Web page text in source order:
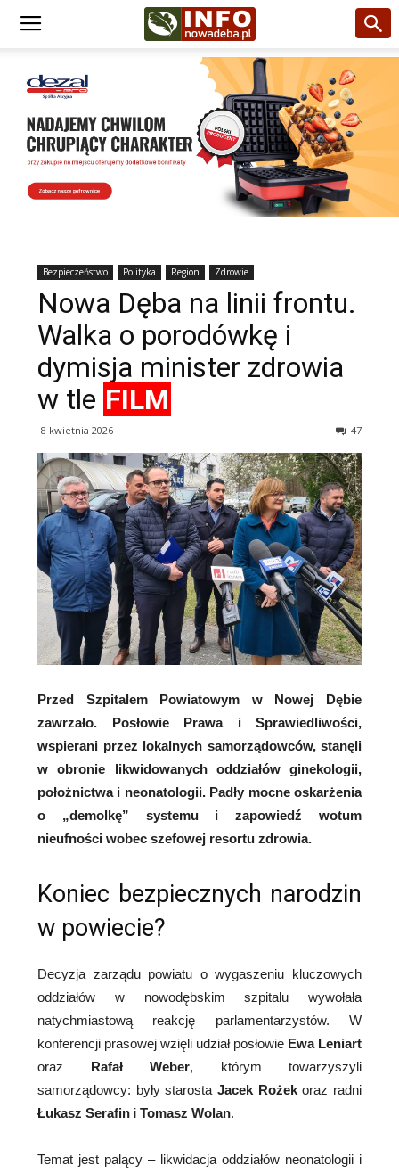
Bezpieczeństwo Polityka Region Zdrowie
Nowa Dęba na linii frontu.
Walka o porodówkę i
dymisja minister zdrowia
w tle FILM
8 kwietnia 2026 47
Przed Szpitalem Powiatowym w Nowej Dębie
zawrzało. Posłowie Prawa i Sprawiedliwości,
wspierani przez lokalnych samorządowców, stanęli
w obronie likwidowanych oddziałów ginekologii,
położnictwa i neonatologii. Padły mocne oskarżenia
o „demolkę” systemu i zapowiedź wotum
nieufności wobec szefowej resortu zdrowia.
Koniec bezpiecznych narodzin
w powiecie?
Decyzja zarządu powiatu o wygaszeniu kluczowych
oddziałów w nowodębskim szpitalu wywołała
natychmiastową reakcję parlamentarzystów. W
konferencji prasowej wzięli udział posłowie Ewa Leniart
oraz
Rafał Weber, którym towarzyszyli
samorządowcy: były starosta Jacek Rożekoraz radni
Łukasz Serafin i Tomasz Wolan.
Temat jest palący – likwidacja oddziałów neonatologii i